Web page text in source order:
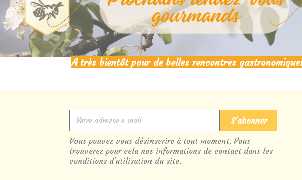
A très bientôt pour de belles rencontres
Vous pouvez vous désinscrire à tout moment. Vous
trouverez pour cela nos informations de contact dans les
conditions d'utilisation du site.